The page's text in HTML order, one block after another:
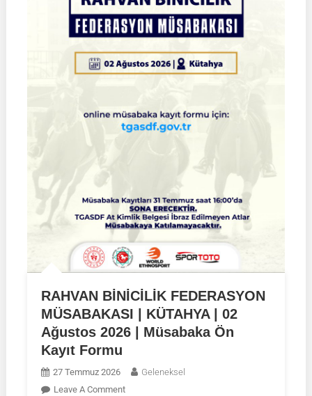
RAHVAN BİNİCİLİK FEDERASYON
MÜSABAKASI | KÜTAHYA | 02
Ağustos 2026 | Müsabaka Ön
Kayıt Formu
27 Temmuz 2026
Geleneksel
Leave A CommentOn